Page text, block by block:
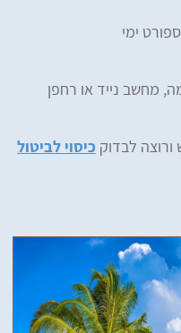
ימי
מחשב נייד או רחפן
לבדוק כיסוי לביטול